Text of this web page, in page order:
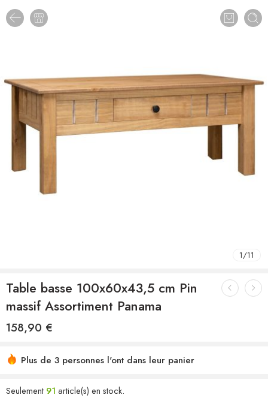
1/11
Table basse 100x60x43,5 cm Pin
massif Assortiment Panama
158,90 €
Plus de 3 personnes l'ont dans leur panier
Seulement 91 article(s) en stock.